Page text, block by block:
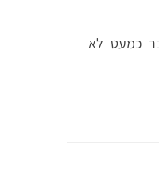
כמעט לא